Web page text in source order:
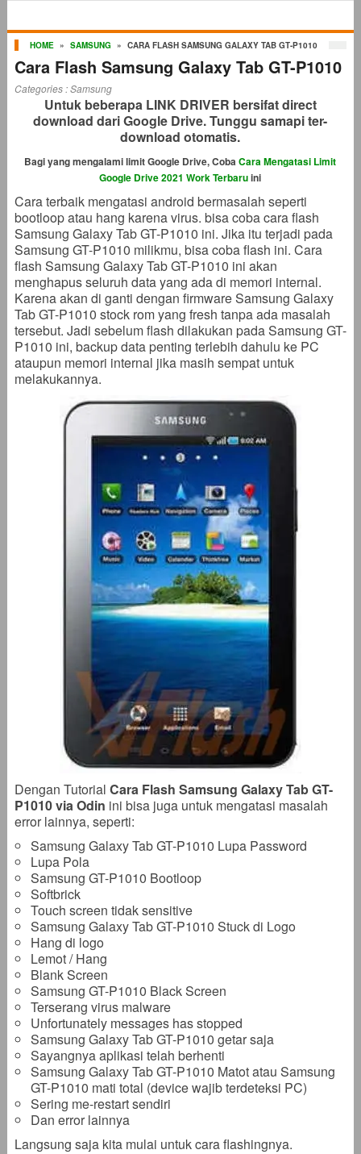
HOME » SAMSUNG » CARA FLASH SAMSUNG GALAXY TAB GT-P1010
Cara Flash Samsung Galaxy Tab GT-P1010
Categories :Samsung
Untuk beberapa LINK DRIVER bersifat direct
download dari Google Drive. Tunggu samapi ter-
download otomatis.
Bagi yang mengalami limit Google Drive, CobaCara Mengatasi Limit
Google Drive 2021 Work Terbaruini
Cara terbaik mengatasi android bermasalah seperti
bootloop atau hang karena virus. bisa coba cara flash
Samsung Galaxy Tab GT-P1010 ini. Jika itu terjadi pada
Samsung GT-P1010 milikmu, bisa coba flash ini. Cara
flash Samsung Galaxy Tab GT-P1010 ini akan
menghapus seluruh data yang ada di memori internal.
Karena akan di ganti dengan firmware Samsung Galaxy
Tab GT-P1010 stock rom yang fresh tanpa ada masalah
tersebut. Jadi sebelum flash dilakukan pada Samsung GT-
P1010 ini, backup data penting terlebih dahulu ke PC
ataupun memori internal jika masih sempat untuk
melakukannya.
Dengan Tutorial Cara Flash Samsung Galaxy Tab GT-
P1010 via Odin ini bisa juga untuk mengatasi masalah
error lainnya, seperti:
Samsung Galaxy Tab GT-P1010 Lupa Password
Lupa Pola
Samsung GT-P1010 Bootloop
Softbrick
Touch screen tidak sensitive
Samsung Galaxy Tab GT-P1010 Stuck di Logo
Hang di logo
Lemot / Hang
Blank Screen
Samsung GT-P1010 Black Screen
Terserang virus malware
Unfortunately messages has stopped
Samsung Galaxy Tab GT-P1010 getar saja
Sayangnya aplikasi telah berhenti
Samsung Galaxy Tab GT-P1010 Matot atau Samsung
GT-P1010 mati total (device wajib terdeteksi PC)
Sering me-restart sendiri
Dan error lainnya
Langsung saja kita mulai untuk cara flashingnya.